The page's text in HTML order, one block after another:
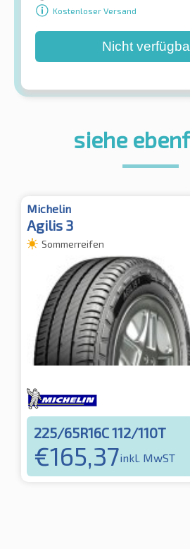
Kostenloser Versand
Nicht
siehe
Michelin
Agilis 3
Sommerreifen
225/65R16C 112/110T
€165,37inkl. MwST